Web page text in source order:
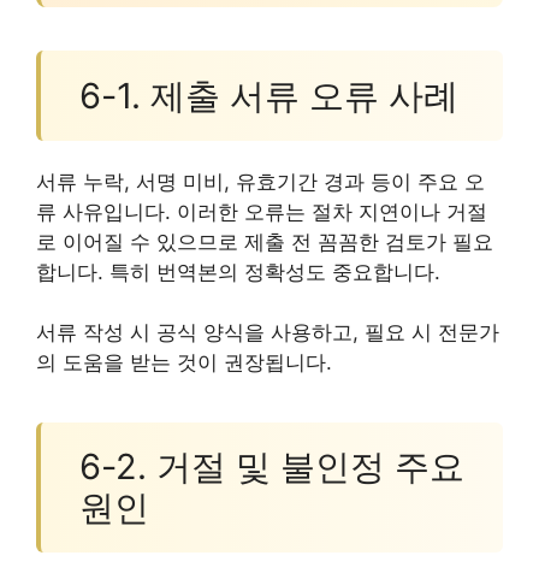
6-1. 제출 서류 오류 사례
서류 누락, 서명 미비, 유효기간 경과 등이 주요 오
류 사유입니다. 이러한 오류는 절차 지연이나 거절
로 이어질 수 있으므로 제출 전 꼼꼼한 검토가 필요
합니다. 특히 번역본의 정확성도 중요합니다.
서류 작성 시 공식 양식을 사용하고, 필요 시 전문가
의 도움을 받는 것이 권장됩니다.
6-2. 거절 및 불인정 주요
원인